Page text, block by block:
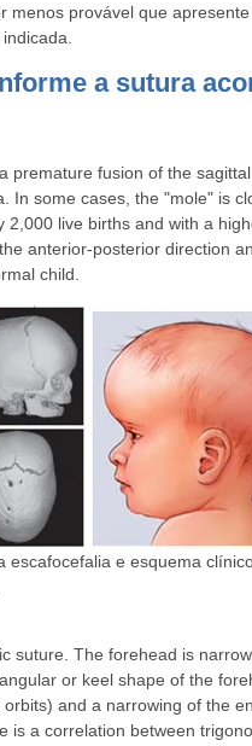
provável que
a sutura
premature fusion of the
some cases, the "mole" is
live births and with a
anterior-posterior direction
child.
escafocefalia e esquema
suture. The forehead is
or keel shape of the
and a narrowing of the
a correlation between